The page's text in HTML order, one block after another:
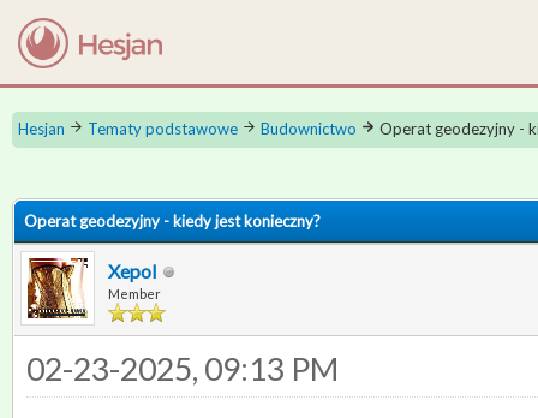
Hesjan Tematy podstawowe Budownictwo Operat geodezyjny -
Operat geodezyjny - kiedy jest konieczny?
Xepol
Member
02-23-2025, 09:13 PM